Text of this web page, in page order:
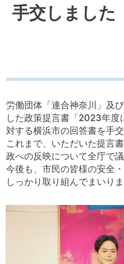
手交しました
労働団体「連合神奈川」及
した政策提言書「2023年度
対する横浜市の回答書を手交
これまで、いただいた提言
政への反映について全庁で
今後も、市民の皆様の安全
しっかり取り組んでまいりま